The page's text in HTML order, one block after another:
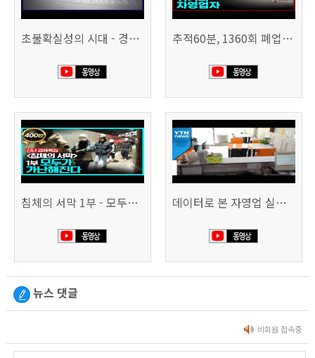
초불확실성의 시대 - 경제를 구하라 494회 (KBS 25.2.11) 추적60분, 1360회 폐업의 시대, 위기의 자영업자
침체의 서막 1부 - 모두가 가난해진다 | 시사직격 신년특집 데이터로 본 자영업 실태 - 매출 '뚝', 장수 업소도 '휘청'
뉴스 댓글
비회원 접속중